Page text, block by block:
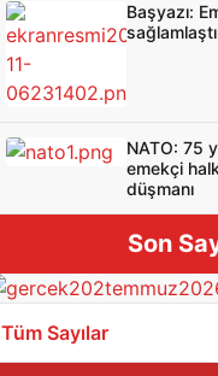
Başyazı:
NATO: 75
emekçi
düşmanı
Son
Tüm Sayılar